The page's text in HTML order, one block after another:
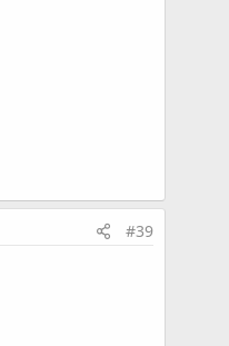
#39